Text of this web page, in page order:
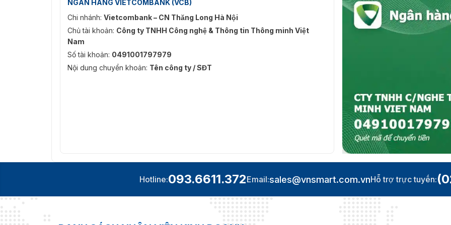
NGÂN HÀNG VIETCOMBANK (VCB)
Chi nhánh: Vietcombank – CN Thăng Long Hà Nội
Chủ tài khoản: Công ty TNHH Công nghệ & Thông tin Thông minh Việt
Nam
Số tài khoản: 0491001797979
Nội dung chuyển khoản: Tên công ty / SĐT
Hotline:093.6611.372Email:sales@vnsmart.com.vnHỗ trợ trực tuyến: